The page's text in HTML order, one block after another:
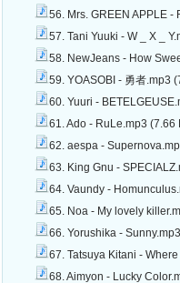
56. Mrs. GREEN APPLE
57. Tani Yuuki - W _ X _
58. NewJeans - How
59. YOASOBI - 勇者.mp3
60. Yuuri -
61. Ado - RuLe.mp3 (7.66
62. aespa -
63. King Gnu -
64. Vaundy -
65. Noa - My lovely
66. Yorushika -
67. Tatsuya Kitani -
68. Aimyon - Lucky